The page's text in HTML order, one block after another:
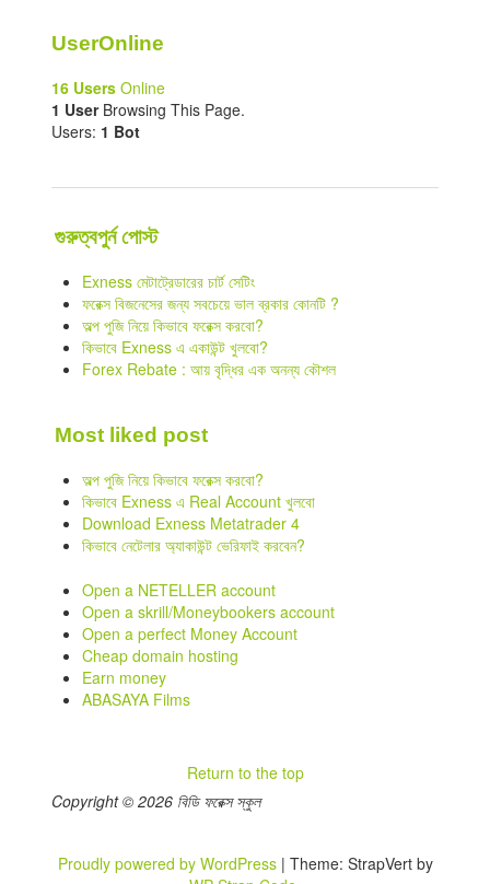
UserOnline
16 Users Online
1 UserBrowsing This Page.
Users: 1 Bot
গুরুত্বপুর্ন পোস্ট
Exness মেটাট্রেডারের চার্ট সেটিং
ফরেক্স বিজনেসের জন্য সবচেয়ে ভাল ব্রকার কোনটি ?
অল্প পুজি নিয়ে কিভাবে ফরেক্স করবো?
কিভাবে Exness এ একাউন্ট খুলবো?
Forex Rebate : আয় বৃদ্ধির এক অনন্য কৌশল
Most liked post
অল্প পুজি নিয়ে কিভাবে ফরেক্স করবো?
কিভাবে Exness এ Real Account খুলবো
Download Exness Metatrader 4
কিভাবে নেটেলার অ্যাকাউন্ট ভেরিফাই করবেন?
Open a NETELLER account
Open a skrill/Moneybookers account
Open a perfect Money Account
Cheap domain hosting
Earn money
ABASAYA Films
Return to the top
Copyright © 2026 বিডি ফরেক্স স্কুল
Proudly powered by WordPress | Theme: StrapVert by